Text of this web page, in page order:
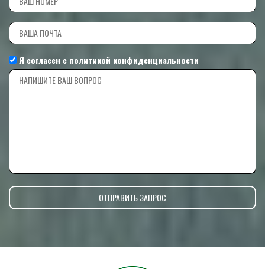
Я согласен с политикой конфиденциальности